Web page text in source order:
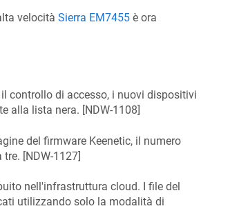
velocità Sierra EM7455è ora
controllo di accesso, i nuovi dispositivi
alla lista nera. [NDW-1108]
del firmware Keenetic, il numero
tre. [NDW-1127]
nell'infrastruttura cloud. I file del
utilizzando solo la modalità di